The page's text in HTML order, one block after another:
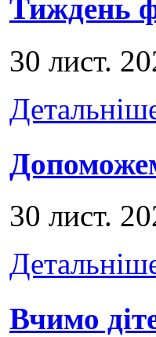
Тиждень
30 лист.
30 лист.
Вчимо